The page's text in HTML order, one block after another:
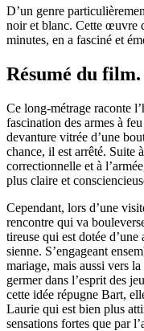
D’un genre
noir et blanc. Cette œuvre
minutes, en a fasciné et
Résumé du film.
Ce long-métrage raconte
fascination des armes à
devanture vitrée d’une
chance, il est arrêté. Suite
correctionnelle et à
plus claire et
Cependant, lors d’une
rencontre qui va
tireuse qui est dotée
sienne. S’engageant
mariage, mais aussi vers
germer dans l’esprit des
cette idée répugne Bart,
Laurie qui est bien plus
sensations fortes que par